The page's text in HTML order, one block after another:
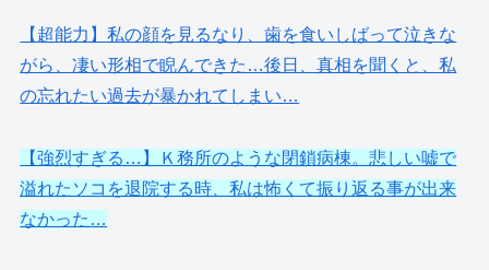
【超能力】私の顔を見るなり、歯を食いしばって泣きな
がら、凄い形相で睨んできた…後日、真相を聞くと、私
の忘れたい過去が暴かれてしまい…
【強烈すぎる…】Ｋ務所のような閉鎖病棟。悲しい嘘で
溢れたソコを退院する時、私は怖くて振り返る事が出来
なかった…